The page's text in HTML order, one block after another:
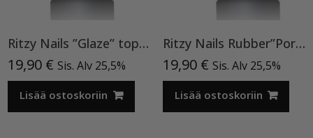
Ritzy Nails ”Glaze” top TPO vapaa
19,90 € Sis. Alv 25,5%
Lisää ostoskoriin
Ritzy Nails Rubber”Porcelain Beige” 04,15ml
19,90 € Sis. Alv 25,5%
Lisää ostoskoriin